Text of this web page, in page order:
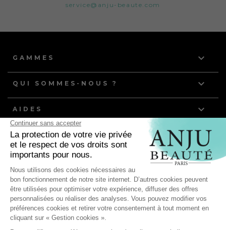
service@anju-beaute.com
GAMMES 
QUI SOMMES-NOUS ? 
AIDES 
NOS DERNIERS ARTICLES
Quelle routine de toilettage pour les chiens et chats à
poils gras ?
Anju Beauté, partenaire de l'équipe de France d'Agility
pour ses compétitions mondiales !